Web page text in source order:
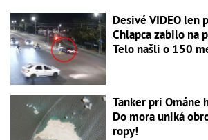
Desivé VIDEO len
Chlapca zabilo na
Telo našli o 150
Tanker pri Ománe
Do mora uniká
ropy!